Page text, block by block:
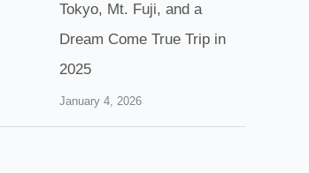
Tokyo, Mt. Fuji, and a
Dream Come True Trip in
2025
January 4, 2026